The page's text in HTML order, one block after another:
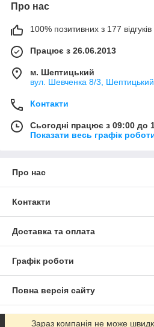
Про нас
100% позитивних з 177 відгуків
Працює з 26.06.2013
м. Шептицький
вул. Шевченка 8/3,
Контакти
Сьогодні працює з 09:00 до
Показати весь графік
Про нас
Контакти
Доставка та оплата
Графік роботи
Повна версія сайту
Сайт створено на маркетплейсі
Зараз компанія не може